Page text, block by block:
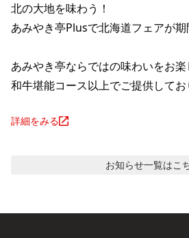
北の大地を味わう！
あみやき亭Plusで北海道フェアが期
あみやき亭ならではの味わいをお
和牛堪能コース以上でご提供してお
詳細をみる
お知らせ一覧はこ